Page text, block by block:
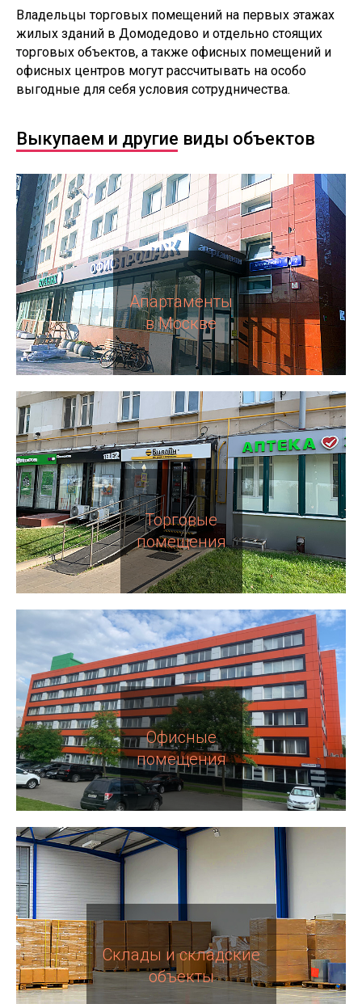
Владельцы торговых помещений на первых этажах
жилых зданий в Домодедово и отдельно стоящих
торговых объектов, а также офисных помещений и
офисных центров могут рассчитывать на особо
выгодные для себя условия сотрудничества.
Выкупаем и другие виды объектов
Апартаменты
в Москве
Торговые
помещения
Офисные
помещения
Склады и складские
объекты